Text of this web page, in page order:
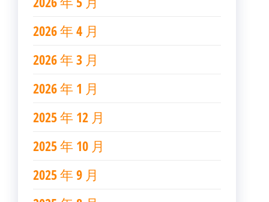
2026 年 4 月
2026 年 3 月
2026 年 1 月
2025 年 12 月
2025 年 10 月
2025 年 9 月